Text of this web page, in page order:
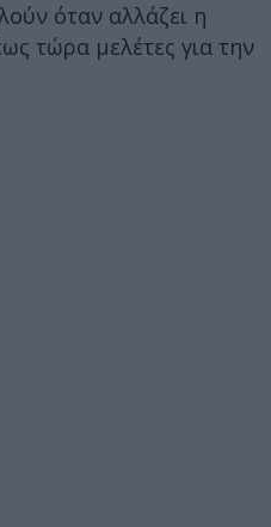
όταν αλλάζει η
τώρα μελέτες για την